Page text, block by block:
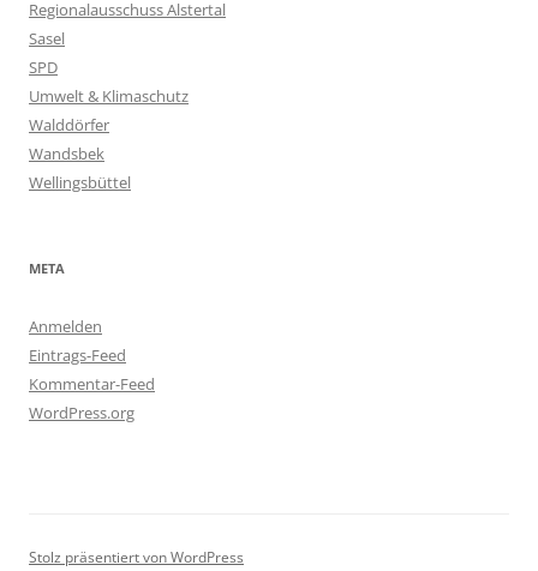
Regionalausschuss Alstertal
Sasel
SPD
Umwelt & Klimaschutz
Walddörfer
Wandsbek
Wellingsbüttel
META
Anmelden
Eintrags-Feed
Kommentar-Feed
WordPress.org
Stolz präsentiert von WordPress